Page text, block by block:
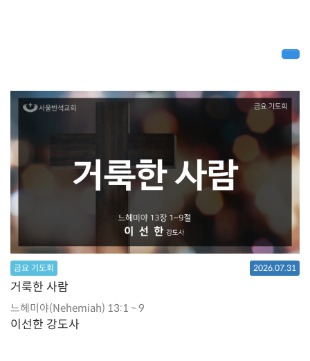
금요 기도회 2026.07.31
거룩한 사람
느헤미야(Nehemiah) 13:1 ~ 9
이선한 강도사